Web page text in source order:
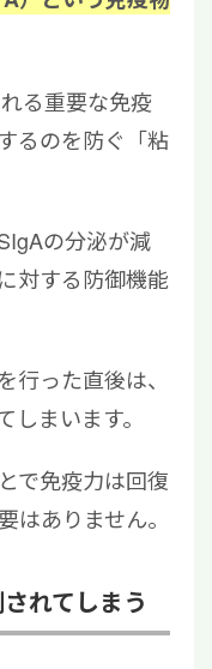
る重要な免疫
るのを防ぐ「粘
の分泌が減
対する防御機能
行った直後は、
まいます。
で免疫力は回復
はありません。
れてしまう